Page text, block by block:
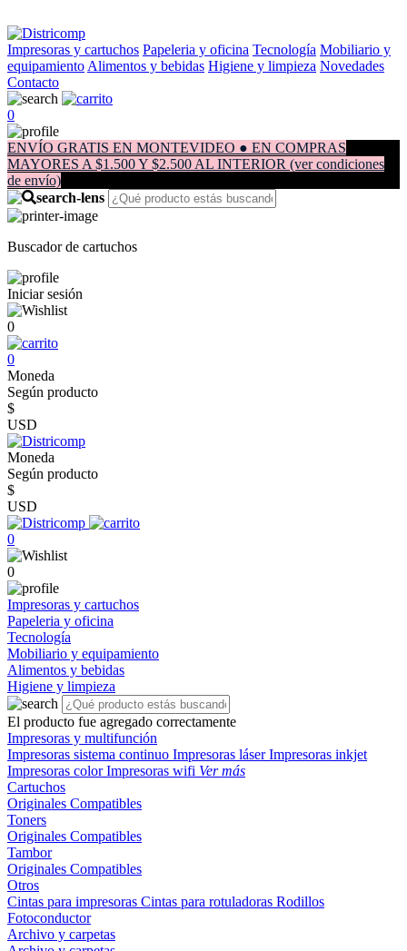
Impresoras y cartuchos Papeleria y oficina Tecnología Mobiliario y
equipamiento Alimentos y bebidas Higiene y limpieza Novedades
Contacto
0
ENVÍO GRATIS EN MONTEVIDEO ● EN COMPRAS
MAYORES A $1.500 Y $2.500 AL INTERIOR (ver condiciones
de envío)
Buscador de cartuchos
Iniciar sesión
0
0
Moneda
Según producto
$
USD
Moneda
Según producto
$
USD
0
0
Impresoras y cartuchos
Papeleria y oficina
Tecnología
Mobiliario y equipamiento
Alimentos y bebidas
Higiene y limpieza
El producto fue agregado correctamente
Impresoras y multifunción
Impresoras sistema continuo Impresoras láserImpresoras inkjet
Impresoras colorImpresoras wifi Ver más
Cartuchos
Originales Compatibles
Toners
Originales Compatibles
Tambor
Originales Compatibles
Otros
Cintas para impresoras Cintas para rotuladoras Rodillos
Fotoconductor
Archivo y carpetas